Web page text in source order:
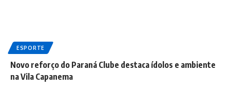
ESPORTE
Novo reforço do Paraná Clube destaca ídolos e ambiente
na Vila Capanema